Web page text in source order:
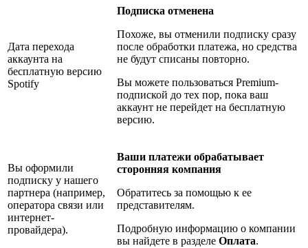
Дата перехода
аккаунта на
бесплатную версию
Spotify
Подписка отменена
Похоже, вы отменили подписку сразу
после обработки платежа, но средства
не будут списаны повторно.
Вы можете пользоваться Premium-
подпиской до тех пор, пока ваш
аккаунт не перейдет на бесплатную
версию.
Вы оформили
подписку у нашего
партнера (например,
оператора связи или
интернет-
провайдера).
Ваши платежи обрабатывает
сторонняя компания
Обратитесь за помощью к ее
представителям.
Подробную информацию о компании
вы найдете в разделе Оплата.